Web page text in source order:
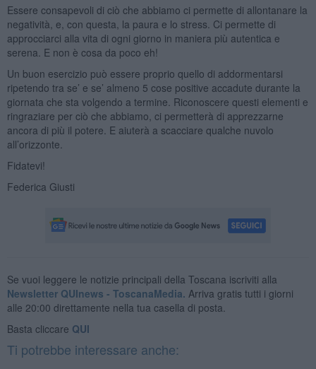
Essere consapevoli di ciò che abbiamo ci permette di allontanare la
negatività, e, con questa, la paura e lo stress. Ci permette di
approcciarci alla vita di ogni giorno in maniera più autentica e
serena. E non è cosa da poco eh!
Un buon esercizio può essere proprio quello di addormentarsi
ripetendo tra se’ e se’ almeno 5 cose positive accadute durante la
giornata che sta volgendo a termine. Riconoscere questi elementi e
ringraziare per ciò che abbiamo, ci permetterà di apprezzarne
ancora di più il potere. E aiuterà a scacciare qualche nuvolo
all’orizzonte.
Fidatevi!
Federica Giusti
Se vuoi leggere le notizie principali della Toscana iscriviti alla
Newsletter QUInews - ToscanaMedia. Arriva gratis tutti i giorni
alle 20:00 direttamente nella tua casella di posta.
Basta cliccare QUI
Ti potrebbe interessare anche: